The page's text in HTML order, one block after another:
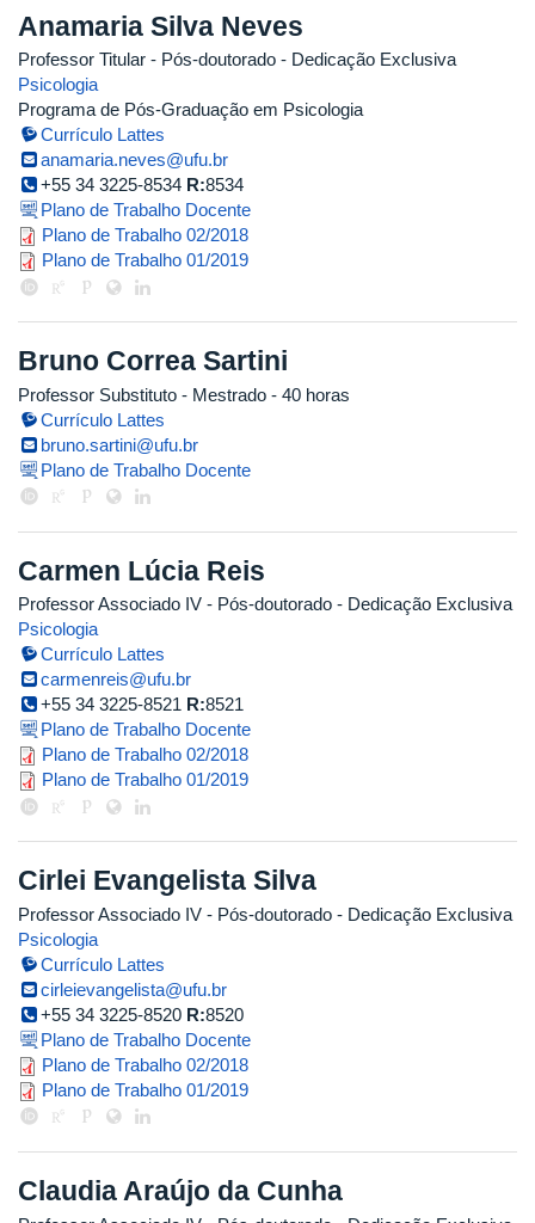
Anamaria Silva Neves
Professor Titular - Pós-doutorado - Dedicação Exclusiva
Psicologia
Programa de Pós-Graduação em Psicologia
Currículo Lattes
anamaria.neves@ufu.br
+55 34 3225-8534 R:8534
Plano de Trabalho Docente
anamaria.pdf
Plano de Trabalho 02/2018
anamaria.pdf
Plano de Trabalho 01/2019
Bruno Correa Sartini
Professor Substituto - Mestrado - 40 horas
Currículo Lattes
bruno.sartini@ufu.br
Plano de Trabalho Docente
Carmen Lúcia Reis
Professor Associado IV - Pós-doutorado - Dedicação Exclusiva
Psicologia
Currículo Lattes
carmenreis@ufu.br
+55 34 3225-8521 R:8521
Plano de Trabalho Docente
Plano de Trabalho 02/2018
carmen_reis_2019_1_corrigido.pdf
Plano de Trabalho 01/2019
Cirlei Evangelista Silva
Professor Associado IV - Pós-doutorado - Dedicação Exclusiva
Psicologia
Currículo Lattes
cirleievangelista@ufu.br
+55 34 3225-8520 R:8520
Plano de Trabalho Docente
Plano de Trabalho 02/2018
Plano de Trabalho 01/2019
Claudia Araújo da Cunha